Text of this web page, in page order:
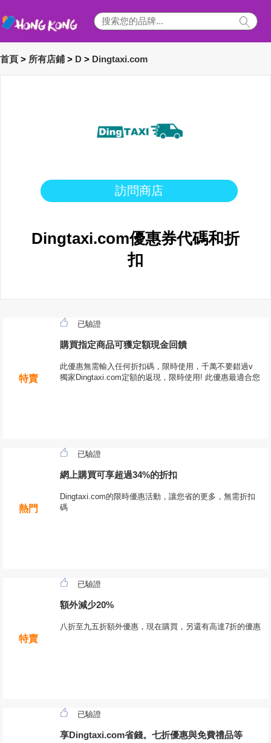
首頁 > 所有店鋪 > D > Dingtaxi.com
訪問商店
Dingtaxi.com優惠券代碼和折
扣
特賣
已驗證
購買指定商品可獲定額現金回饋
此優惠無需輸入任何折扣碼，限時使用，千萬不要錯過v
獨家Dingtaxi.com定額的返現，限時使用! 此優惠最適合您
熱門
已驗證
網上購買可享超過34%的折扣
Dingtaxi.com的限時優惠活動，讓您省的更多，無需折扣
碼
特賣
已驗證
額外減少20%
八折至九五折額外優惠，現在購買，另還有高達7折的優惠
已驗證
享Dingtaxi.com省錢。七折優惠與免費禮品等